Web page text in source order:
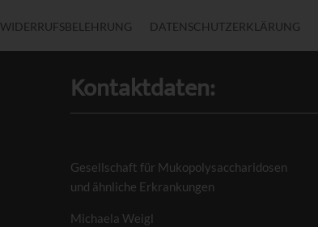
WIDERRUFSBELEHRUNG DATENSCHUTZERKLÄRUNG
Kontaktdaten:
Gesellschaft für Mukopolysaccharidosen
und ähnliche Erkrankungen
Michaela Weigl